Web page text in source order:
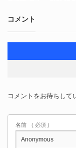
コメント
コメントをお待ちして
名前 ( 必須 )